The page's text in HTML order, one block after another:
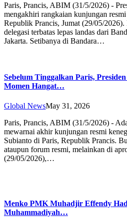
Paris, Prancis, ABIM (31/5/2026) -
mengakhiri rangkaian kunjungan
Republik Prancis, Jumat (29/05/2026).
delegasi terbatas lepas landas dari
Jakarta. Setibanya di Bandara…
Sebelum Tinggalkan Paris,
Momen Hangat…
Global NewsMay 31, 2026
Paris, Prancis, ABIM (31/5/2026) -
mewarnai akhir kunjungan resmi
Subianto di Paris, Republik Prancis.
ataupun forum resmi, melainkan di
(29/05/2026),…
Menko PMK Muhadjir Effendy
Muhammadiyah…